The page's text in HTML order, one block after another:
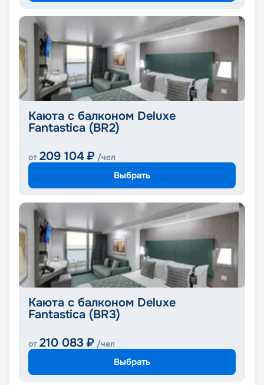
Каюта с балконом Deluxe
Fantastica (BR2)
от 209 104 ₽ /чел
Выбрать
Каюта с балконом Deluxe
Fantastica (BR3)
от 210 083 ₽ /чел
Выбрать